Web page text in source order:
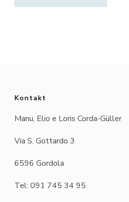
Kontakt
Manu, Elio e Loris Corda-Güller
Via S. Gottardo 3
6596 Gordola
Tel: 091 745 34 95